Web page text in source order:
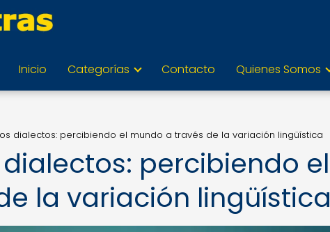
Inicio Categorías Contacto Quienes Somos
dialectos: percibiendo el mundo a través de la variación lingüística
percibiendo el
la variación lingüística